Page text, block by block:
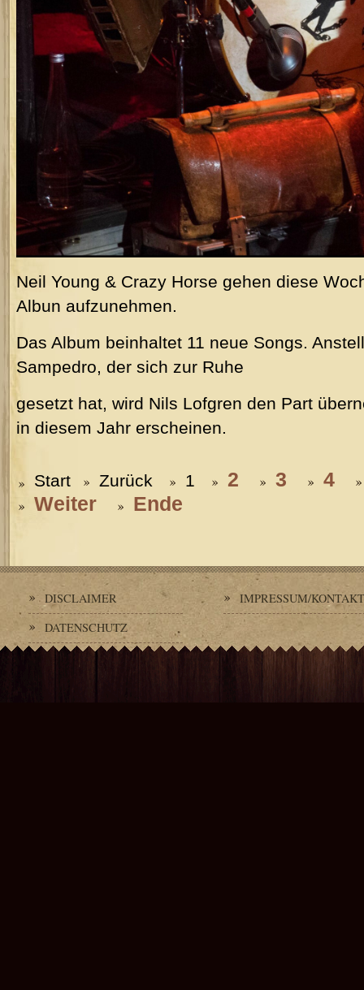
Neil Young & Crazy Horse gehen diese
Albun aufzunehmen.
Das Album beinhaltet 11 neue Songs.
Sampedro, der sich zur Ruhe
gesetzt hat, wird Nils Lofgren den Part
in diesem Jahr erscheinen.
Start Zurück 1 2 3
4
Weiter
Ende
DISCLAIMER
DATENSCHUTZ
IMPRESSUM/KONTAKT